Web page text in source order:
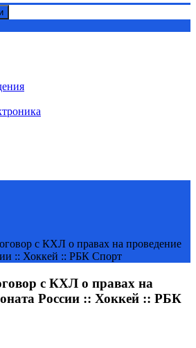
с КХЛ о правах на проведение
:: Хоккей :: РБК Спорт
с КХЛ о правах на
России :: Хоккей :: РБК